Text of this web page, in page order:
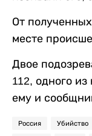
От
месте
Двое
112, одного
ему и
Россия Убийство